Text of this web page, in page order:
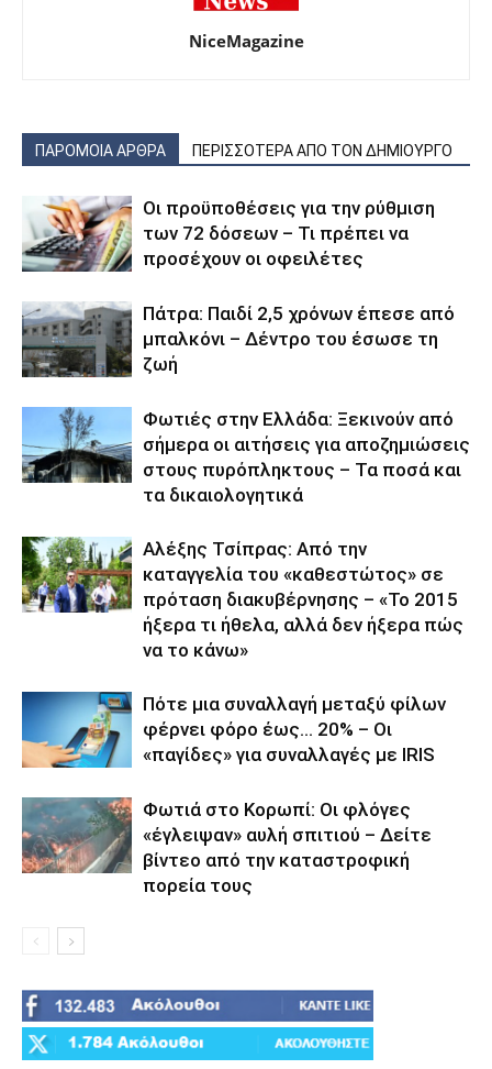
NiceMagazine
ΠΑΡΟΜΟΙΑ ΑΡΘΡΑ ΠΕΡΙΣΣΟΤΕΡΑ ΑΠΟ ΤΟΝ ΔΗΜΙΟΥΡΓΟ
Οι προϋποθέσεις για την ρύθμιση
των 72 δόσεων – Τι πρέπει να
προσέχουν οι οφειλέτες
Πάτρα: Παιδί 2,5 χρόνων έπεσε από
μπαλκόνι – Δέντρο του έσωσε τη
ζωή
Φωτιές στην Ελλάδα: Ξεκινούν από
σήμερα οι αιτήσεις για αποζημιώσεις
στους πυρόπληκτους – Τα ποσά και
τα δικαιολογητικά
Αλέξης Τσίπρας: Από την
καταγγελία του «καθεστώτος» σε
πρόταση διακυβέρνησης – «Το 2015
ήξερα τι ήθελα, αλλά δεν ήξερα πώς
να το κάνω»
Πότε μια συναλλαγή μεταξύ φίλων
φέρνει φόρο έως… 20% – Οι
«παγίδες» για συναλλαγές με IRIS
Φωτιά στο Κορωπί: Οι φλόγες
«έγλειψαν» αυλή σπιτιού – Δείτε
βίντεο από την καταστροφική
πορεία τους